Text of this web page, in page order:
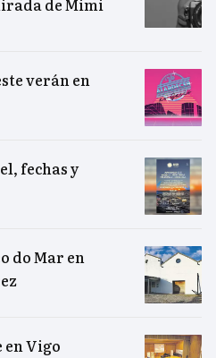
de Mimi
verán en
fechas y
do Mar en
en Vigo